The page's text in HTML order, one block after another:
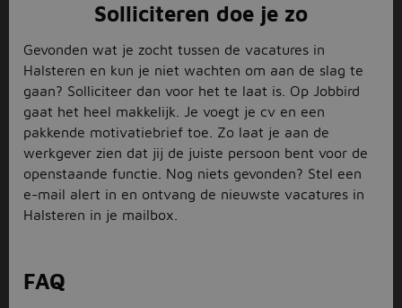
Solliciteren doe je zo
Gevonden wat je zocht tussen de vacatures in
Halsteren en kun je niet wachten om aan de slag te
gaan? Solliciteer dan voor het te laat is. Op Jobbird
gaat het heel makkelijk. Je voegt je cv en een
pakkende motivatiebrief toe. Zo laat je aan de
werkgever zien dat jij de juiste persoon bent voor de
openstaande functie. Nog niets gevonden? Stel een
e-mail alert in en ontvang de nieuwste vacatures in
Halsteren in je mailbox.
FAQ